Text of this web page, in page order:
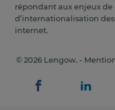
répondant aux enjeux
d’internationalisation
internet.
© 2026 Lengow. -